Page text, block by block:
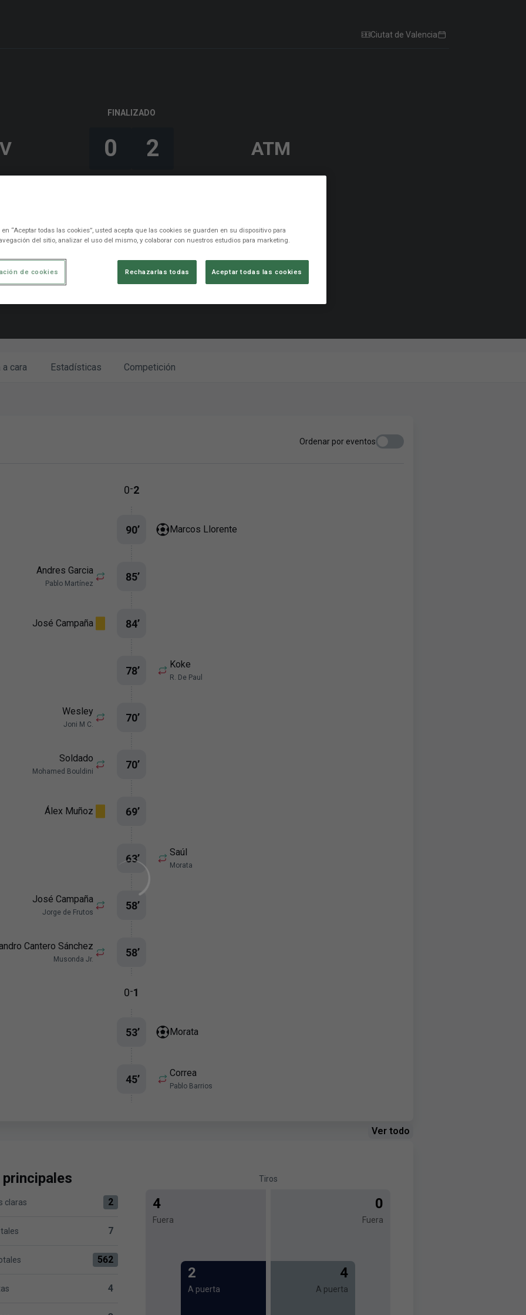
Ciutat de Valencia
FINALIZADO
0 2 ATM
a cara Estadísticas Competición
Ordenar por eventos
0-2
Marcos Llorente
90’
Andres Garcia
Pablo Martínez
85’
José Campaña 84’
Koke
R. De Paul
78’
Wesley
Joni M C.
70’
Soldado
Mohamed Bouldini
70’
Álex Muñoz 69’
Saúl
Morata
63’
José Campaña
Jorge de Frutos
58’
Cantero Sánchez
Musonda Jr.
58’
0-1
Morata
53’
Correa
Pablo Barrios
45’
Ver todo
versus Atlético de Madrid 2
claras 2
Atlético de Madrid 7 7
Atlético de Madrid 562
562
de Madrid 4 4
Tiros
4
Fuera
2
A puerta
0
Fuera
4
A puerta
“Aceptar todas las cookies”, usted acepta que las cookies se guarden en su dispositivo para
del sitio, analizar el uso del mismo, y colaborar con nuestros estudios para marketing.
Rechazarlas todas Aceptar todas las cookies
de cookies